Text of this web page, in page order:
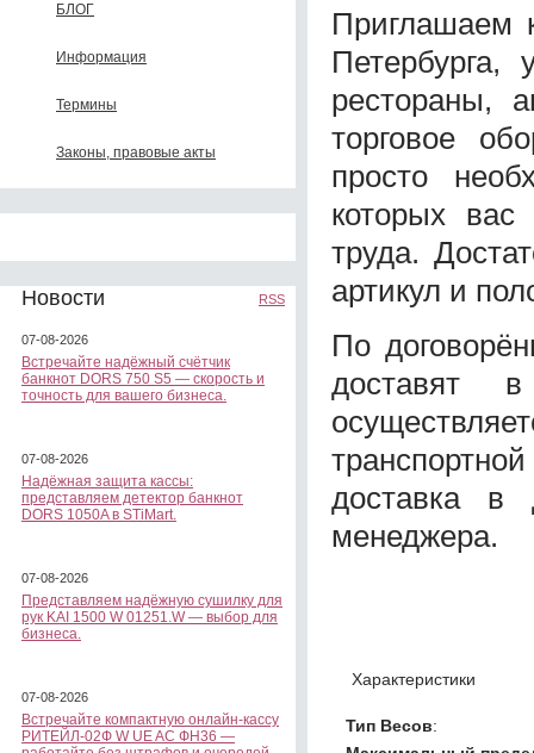
БЛОГ
Информация
Термины
Законы, правовые акты
Новости RSS
07-08-2026
Встречайте надёжный счётчик
банкнот DORS 750 S5 — скорость и
точность для вашего бизнеса.
07-08-2026
Надёжная защита кассы:
представляем детектор банкнот
DORS 1050A в STiMart.
07-08-2026
Представляем надёжную сушилку для
рук KAI 1500 W 01251.W — выбор для
бизнеса.
07-08-2026
Встречайте компактную онлайн-кассу
РИТЕЙЛ-02Ф W UE AC ФН36 —
Приглашаем
Петербурга,
рестораны,
торговое
просто
которых вас
труда.
артикул и
По
доставят
доставка в
менеджера.
Характеристики
Тип Весов: